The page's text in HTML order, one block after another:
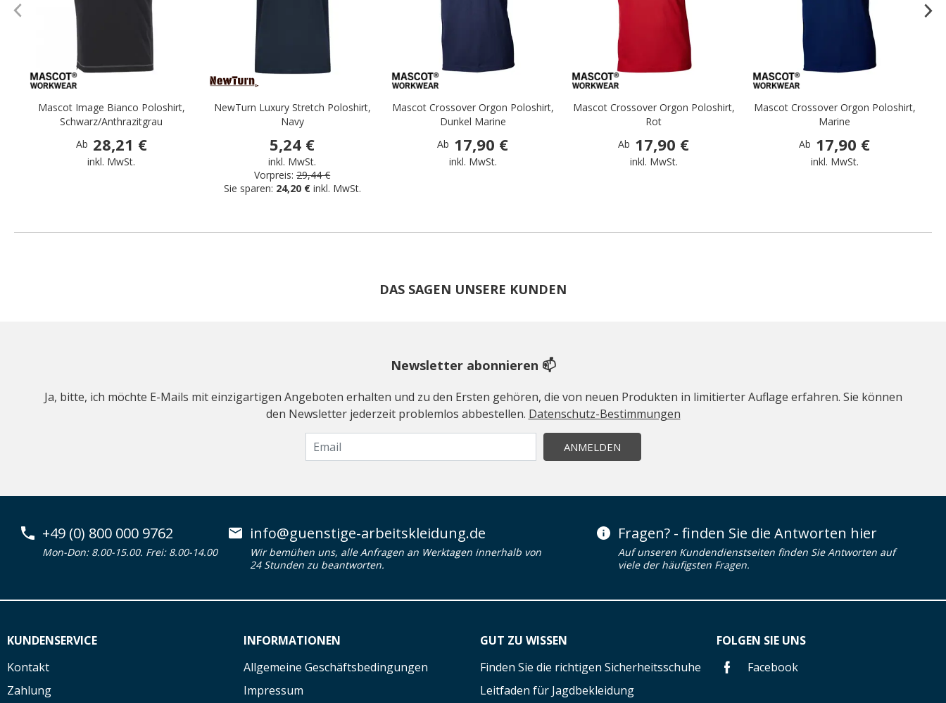
Mascot Image Bianco Poloshirt,
Schwarz/Anthrazitgrau
Ab 28,21 €
inkl. MwSt.
NewTurn Luxury Stretch Poloshirt,
Navy
5,24 €
inkl. MwSt.
Vorpreis: 29,44 €
Sie sparen: 24,20 € inkl. MwSt.
Mascot Crossover Orgon Poloshirt,
Dunkel Marine
Ab 17,90 €
inkl. MwSt.
Mascot Crossover Orgon Poloshirt,
Rot
Ab 17,90 €
inkl. MwSt.
Mascot Crossover Orgon Poloshirt,
Marine
Ab 17,90 €
inkl. MwSt.
DAS SAGEN UNSERE KUNDEN
Newsletter abonnieren 📫
Ja, bitte, ich möchte E-Mails mit einzigartigen Angeboten erhalten und zu den Ersten gehören, die von neuen Produkten in limitierter Auflage erfahren. Sie können
den Newsletter jederzeit problemlos abbestellen. Datenschutz-Bestimmungen
ANMELDEN
+49 (0) 800 000 9762
Mon-Don: 8.00-15.00. Frei: 8.00-14.00
info@guenstige-arbeitskleidung.de
Wir bemühen uns, alle Anfragen an Werktagen innerhalb von
24 Stunden zu beantworten.
Fragen? - finden Sie die Antworten hier
Auf unseren Kundendienstseiten finden Sie Antworten auf
viele der häufigsten Fragen.
KUNDENSERVICE
Kontakt
Zahlung
INFORMATIONEN
Allgemeine Geschäftsbedingungen
Impressum
GUT ZU WISSEN
Finden Sie die richtigen Sicherheitsschuhe
Leitfaden für Jagdbekleidung
FOLGEN SIE UNS
Facebook